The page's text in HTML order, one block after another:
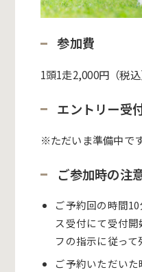
参加費
1頭1走2,000円（税込
エントリー受
※ただいま準備中です
ご参加時の注
ご予約回の時間
ス受付にて受付
フの指示に従って
ご予約いただい